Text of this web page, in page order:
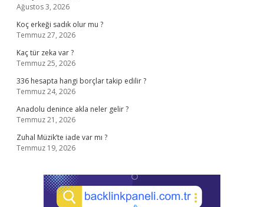
Ağustos 3, 2026
Koç erkeği sadık olur mu ?
Temmuz 27, 2026
Kaç tür zeka var ?
Temmuz 25, 2026
336 hesapta hangi borçlar takip edilir ?
Temmuz 24, 2026
Anadolu denince akla neler gelir ?
Temmuz 21, 2026
Zuhal Müzik’te iade var mı ?
Temmuz 19, 2026